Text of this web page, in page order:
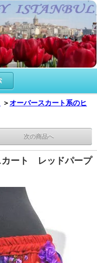
＞オーバースカート系のヒ
次の商品へ
カート レッドパープ